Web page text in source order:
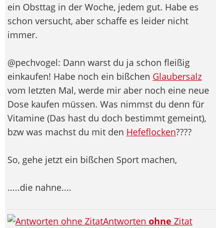
ein Obsttag in der Woche, jedem gut. Habe es
schon versucht, aber schaffe es leider nicht
immer.
@pechvogel: Dann warst du ja schon fleißig
einkaufen! Habe noch ein bißchen Glaubersalz
vom letzten Mal, werde mir aber noch eine neue
Dose kaufen müssen. Was nimmst du denn für
Vitamine (Das hast du doch bestimmt gemeint),
bzw was machst du mit den Hefeflocken????
So, gehe jetzt ein bißchen Sport machen,
.....die nahne....
Antworten ohne Zitat